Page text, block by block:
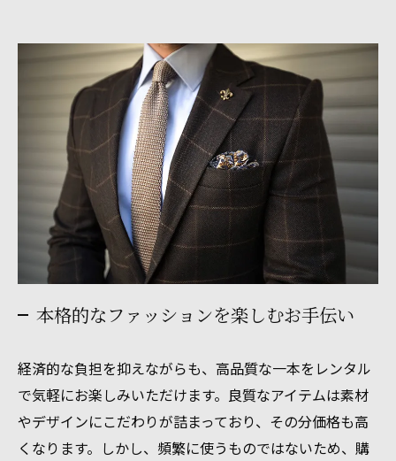
本格的なファッションを楽しむお手伝い
経済的な負担を抑えながらも、高品質な一本をレンタル
で気軽にお楽しみいただけます。良質なアイテムは素材
やデザインにこだわりが詰まっており、その分価格も高
くなります。しかし、頻繁に使うものではないため、購